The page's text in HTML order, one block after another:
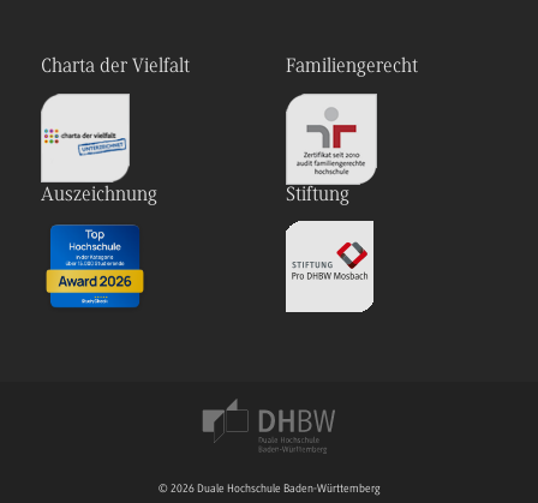
Charta der Vielfalt Familiengerecht
Auszeichnung Stiftung
© 2026 Duale Hochschule Baden-Württemberg